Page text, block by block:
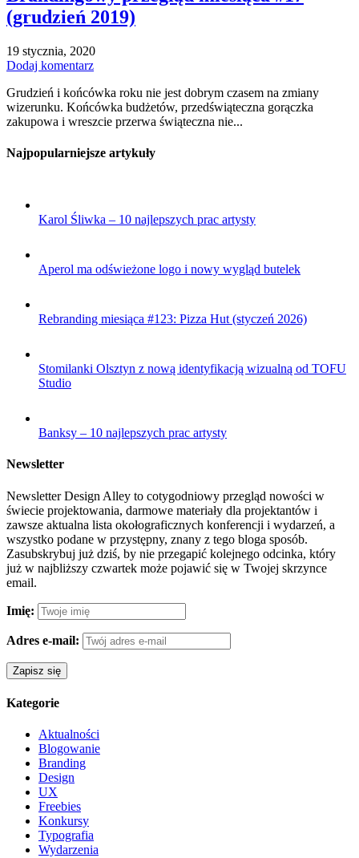
(grudzień 2019)
19 stycznia, 2020
Dodaj komentarz
Grudzień i końcówka roku nie jest dobrym czasem na zmiany
wizerunku. Końcówka budżetów, przedświąteczna gorączka
zakupowa i wreszcie przerwa świąteczna nie...
Najpopularniejsze artykuły
Karol Śliwka – 10 najlepszych prac artysty
Aperol ma odświeżone logo i nowy wygląd butelek
Rebranding miesiąca #123: Pizza Hut (styczeń 2026)
Stomilanki Olsztyn z nową identyfikacją wizualną od TOFU
Studio
Banksy – 10 najlepszych prac artysty
Newsletter
Newsletter Design Alley to cotygodniowy przegląd nowości w
świecie projektowania, darmowe materiały dla projektantów i
zawsze aktualna lista okołograficznych konferencji i wydarzeń, a
wszystko podane w przystępny, znany z tego bloga sposób.
Zasubskrybuj już dziś, by nie przegapić kolejnego odcinka, który
już w najbliższy czwartek może pojawić się w Twojej skrzynce
email.
Imię:
Adres e-mail:
Kategorie
Aktualności
Blogowanie
Branding
Design
UX
Freebies
Konkursy
Typografia
Wydarzenia